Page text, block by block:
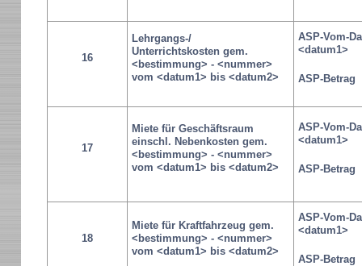
16
Lehrgangs-/
Unterrichtskosten gem.
<bestimmung> - <nummer>
vom <datum1> bis <datum2>
ASP-Vom-
<datum1>
ASP-Betrag
17
Miete für Geschäftsraum
einschl. Nebenkosten gem.
<bestimmung> - <nummer>
vom <datum1> bis <datum2>
ASP-Vom-
<datum1>
ASP-Betrag
18
Miete für Kraftfahrzeug gem.
<bestimmung> - <nummer>
vom <datum1> bis <datum2>
ASP-Vom-
<datum1>
ASP-Betrag